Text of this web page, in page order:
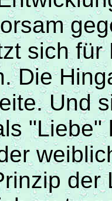
sich
Die
Und
der